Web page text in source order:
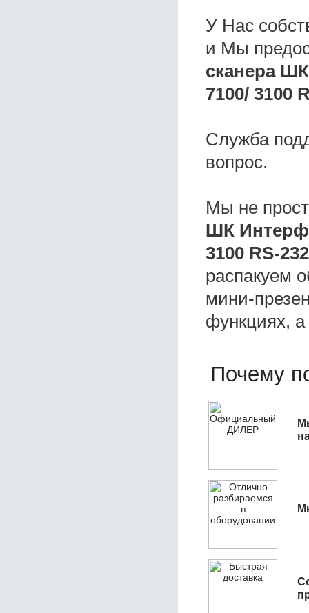
У Нас
и Мы
сканера
7100/ 3100
Служба
вопрос.
Мы не
ШК
3100 RS-232
распакуем
мини-
функциях,
Почему